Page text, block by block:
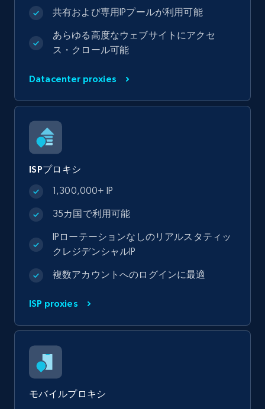
共有および専用IPプールが利用可能
あらゆる高度なウェブサイトにアクセ
ス・クロール可能
Datacenter proxies
ISPプロキシ
1,300,000+ IP
35カ国で利用可能
IPローテーションなしのリアルスタティッ
クレジデンシャルIP
複数アカウントへのログインに最適
ISP proxies
モバイルプロキシ